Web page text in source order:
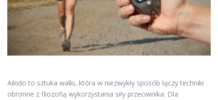
Aikido to sztuka walki, która w niezwykły sposób łączy techniki
obronne z filozofią wykorzystania siły przeciwnika. Dla